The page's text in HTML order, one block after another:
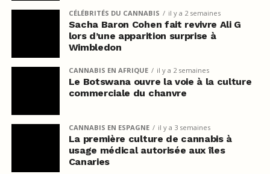
CÉLÉBRITÉS DU CANNABIS il y a 2 semaines
Sacha Baron Cohen fait revivre Ali G
lors d’une apparition surprise à
Wimbledon
CANNABIS EN AFRIQUE il y a 2 semaines
Le Botswana ouvre la voie à la culture
commerciale du chanvre
CANNABIS EN ESPAGNE il y a 3 semaines
La première culture de cannabis à
usage médical autorisée aux îles
Canaries